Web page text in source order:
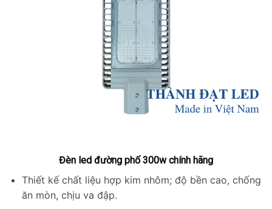
Đèn led đường phố 300w chính hãng
Thiết kế chất liệu hợp kim nhôm; độ bền cao, chống
ăn mòn, chịu va đập.